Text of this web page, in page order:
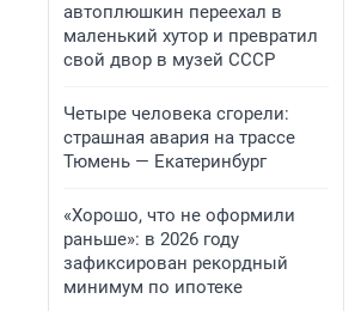
автоплюшкин переехал в
маленький хутор и превратил
свой двор в музей СССР
Четыре человека сгорели:
страшная авария на трассе
Тюмень — Екатеринбург
«Хорошо, что не оформили
раньше»: в 2026 году
зафиксирован рекордный
минимум по ипотеке